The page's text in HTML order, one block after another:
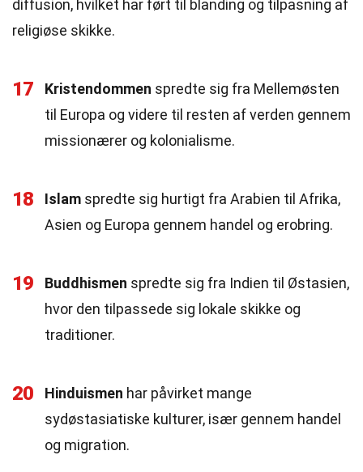
diffusion, hvilket har ført til blanding og tilpasning af
religiøse skikke.
17 Kristendommen spredte sig fra Mellemøsten
til Europa og videre til resten af verden gennem
missionærer og kolonialisme.
18 Islam spredte sig hurtigt fra Arabien til Afrika,
Asien og Europa gennem handel og erobring.
19 Buddhismen spredte sig fra Indien til Østasien,
hvor den tilpassede sig lokale skikke og
traditioner.
20 Hinduismen har påvirket mange
sydøstasiatiske kulturer, især gennem handel
og migration.